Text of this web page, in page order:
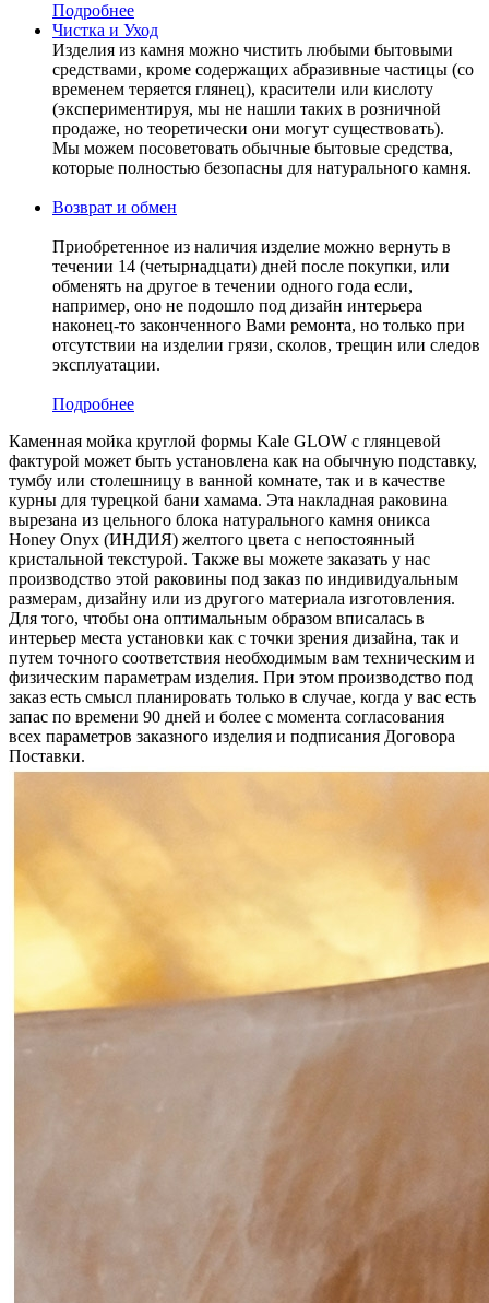
Подробнее
Чистка и Уход
Изделия из камня можно чистить любыми бытовыми
средствами, кроме содержащих абразивные частицы (со
временем теряется глянец), красители или кислоту
(экспериментируя, мы не нашли таких в розничной
продаже, но теоретически они могут существовать).
Мы можем посоветовать обычные бытовые средства,
которые полностью безопасны для натурального камня.
Возврат и обмен
Приобретенное из наличия изделие можно вернуть в
течении 14 (четырнадцати) дней после покупки, или
обменять на другое в течении одного года если,
например, оно не подошло под дизайн интерьера
наконец-то законченного Вами ремонта, но только при
отсутствии на изделии грязи, сколов, трещин или следов
эксплуатации.
Подробнее
Каменная мойка круглой формы Kale GLOW с глянцевой
фактурой может быть установлена как на обычную подставку,
тумбу или столешницу в ванной комнате, так и в качестве
курны для турецкой бани хамама. Эта накладная раковина
вырезана из цельного блока натурального камня оникса
Honey Onyx (ИНДИЯ) желтого цвета c непостоянный
кристальной текстурой. Также вы можете заказать у нас
производство этой раковины под заказ по индивидуальным
размерам, дизайну или из другого материала изготовления.
Для того, чтобы она оптимальным образом вписалась в
интерьер места установки как с точки зрения дизайна, так и
путем точного соответствия необходимым вам техническим и
физическим параметрам изделия. При этом производство под
заказ есть смысл планировать только в случае, когда у вас есть
запас по времени 90 дней и более с момента согласования
всех параметров заказного изделия и подписания Договора
Поставки.